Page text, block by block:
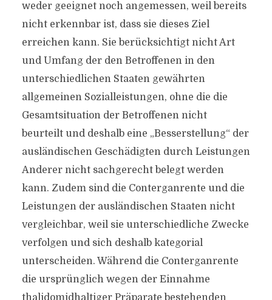
weder geeignet noch angemessen, weil bereits
nicht erkennbar ist, dass sie dieses Ziel
erreichen kann. Sie berücksichtigt nicht Art
und Umfang der den Betroffenen in den
unterschiedlichen Staaten gewährten
allgemeinen Sozialleistungen, ohne die die
Gesamtsituation der Betroffenen nicht
beurteilt und deshalb eine „Besserstellung“ der
ausländischen Geschädigten durch Leistungen
Anderer nicht sachgerecht belegt werden
kann. Zudem sind die Conterganrente und die
Leistungen der ausländischen Staaten nicht
vergleichbar, weil sie unterschiedliche Zwecke
verfolgen und sich deshalb kategorial
unterscheiden. Während die Conterganrente
die ursprünglich wegen der Einnahme
thalidomidhaltiger Präparate bestehenden